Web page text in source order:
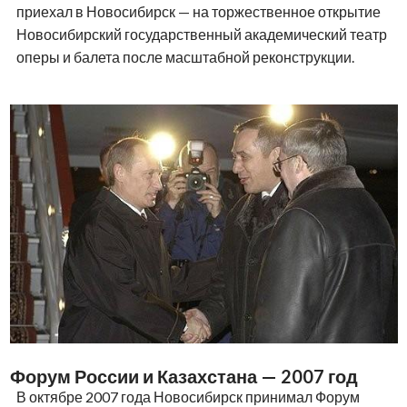
приехал в Новосибирск — на торжественное открытие
Новосибирский государственный академический театр
оперы и балета после масштабной реконструкции.
Форум России и Казахстана — 2007 год
В октябре 2007 года Новосибирск принимал Форум